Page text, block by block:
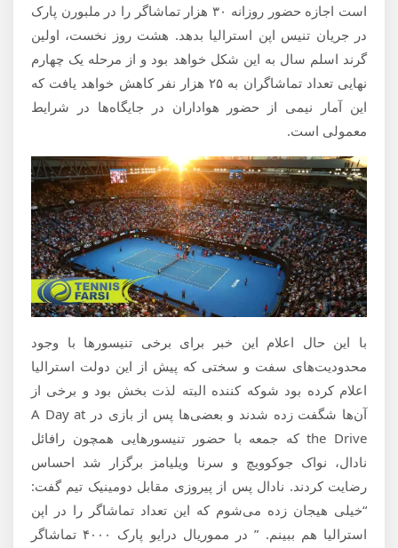
است اجازه حضور روزانه ۳۰ هزار تماشاگر را در ملبورن پارک
در جریان تنیس اپن استرالیا بدهد. هشت روز نخست، اولین
گرند اسلم سال به این شکل خواهد بود و از مرحله یک چهارم
نهایی تعداد تماشاگران به ۲۵ هزار نفر کاهش خواهد یافت که
این آمار نیمی از حضور هواداران در جایگاه‌ها در شرایط
معمولی است.
با این حال اعلام این خبر برای برخی تنیسورها با وجود
محدودیت‌های سفت و سختی که پیش از این دولت استرالیا
اعلام کرده بود شوکه کننده البته لذت بخش بود و برخی از
آن‌ها شگفت زده شدند و بعضی‌ها پس از بازی در A Day at
the Drive که جمعه با حضور تنیسور‌هایی همچون رافائل
نادال، نواک جوکوویچ و سرنا ویلیامز برگزار شد احساس
رضایت کردند. نادال پس از پیروزی مقابل دومینیک تیم گفت:
“خیلی هیجان زده می‌شوم که این تعداد تماشاگر را در اپن
استرالیا هم ببینم. ” در مموریال درایو پارک ۴۰۰۰ تماشاگر